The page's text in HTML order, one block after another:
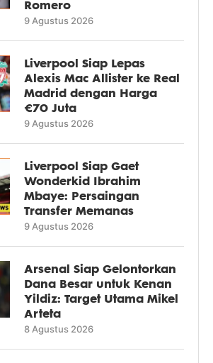
Romero
9 Agustus 2026
Liverpool Siap Lepas
Alexis Mac Allister ke Real
Madrid dengan Harga
€70 Juta
9 Agustus 2026
Liverpool Siap Gaet
Wonderkid Ibrahim
Mbaye: Persaingan
Transfer Memanas
9 Agustus 2026
Arsenal Siap Gelontorkan
Dana Besar untuk Kenan
Yildiz: Target Utama Mikel
Arteta
8 Agustus 2026